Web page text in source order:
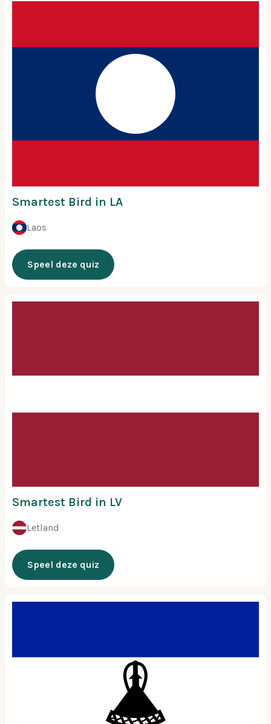
Smartest Bird in LA
Laos
Speel deze quiz
Smartest Bird in LV
Letland
Speel deze quiz